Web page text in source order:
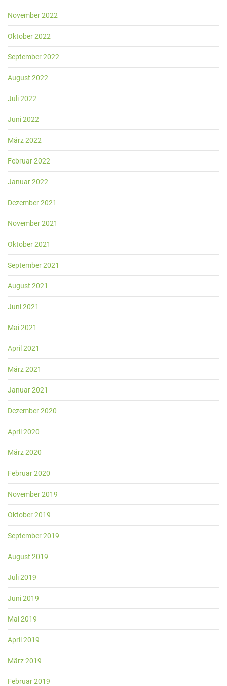
November 2022
Oktober 2022
September 2022
August 2022
Juli 2022
Juni 2022
März 2022
Februar 2022
Januar 2022
Dezember 2021
November 2021
Oktober 2021
September 2021
August 2021
Juni 2021
Mai 2021
April 2021
März 2021
Januar 2021
Dezember 2020
April 2020
März 2020
Februar 2020
November 2019
Oktober 2019
September 2019
August 2019
Juli 2019
Juni 2019
Mai 2019
April 2019
März 2019
Februar 2019